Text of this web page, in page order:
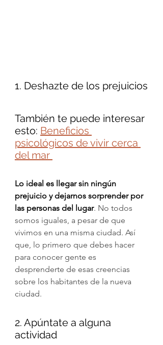
1. Deshazte de los prejuicios
También te puede interesar
esto: Beneficios
psicológicos de vivir cerca
del mar
Lo ideal es llegar sin ningún
prejuicio y dejarnos sorprender por
las personas del lugar. No todos
somos iguales, a pesar de que
vivimos en una misma ciudad. Así
que, lo primero que debes hacer
para conocer gente es
desprenderte de esas creencias
sobre los habitantes de la nueva
ciudad.
2. Apúntate a alguna
actividad